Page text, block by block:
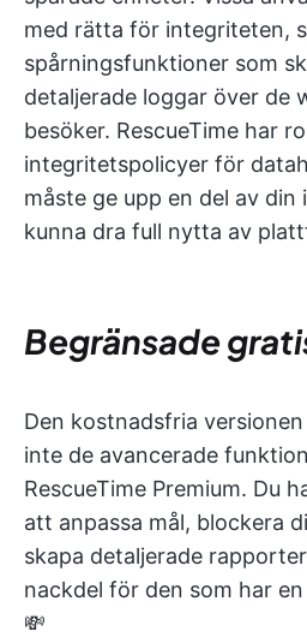
med rätta för integriteten,
spårningsfunktioner som
detaljerade loggar över de
besöker. RescueTime har
integritetspolicyer för
måste ge upp en del av
kunna dra full nytta av
Begränsade
Den kostnadsfria
inte de avancerade
RescueTime Premium. Du
att anpassa mål, blockera
skapa detaljerade
nackdel för den som har
💸